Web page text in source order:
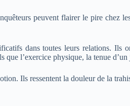
peuvent flairer le pire chez
dans toutes leurs relations. Ils
l’exercice physique, la tenue
Ils ressentent la douleur de la